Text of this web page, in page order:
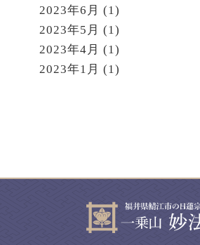
2023年6月 (1)
2023年5月 (1)
2023年4月 (1)
2023年1月 (1)